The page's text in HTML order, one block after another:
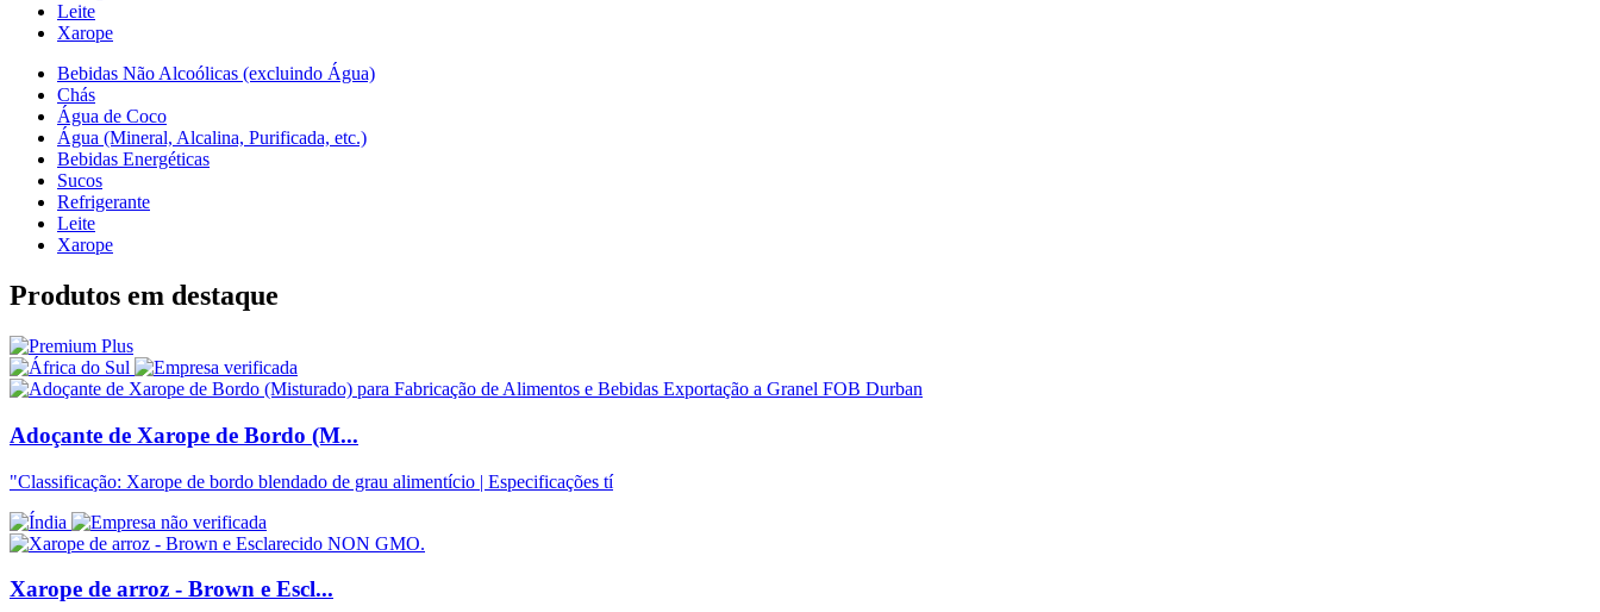
Leite
Xarope
Bebidas Não Alcoólicas (excluindo Água)
Chás
Água de Coco
Água (Mineral, Alcalina, Purificada, etc.)
Bebidas Energéticas
Sucos
Refrigerante
Leite
Xarope
Produtos em destaque
Adoçante de Xarope de Bordo (M...
"Classificação: Xarope de bordo blendado de grau alimentício | Especificações tí
Xarope de arroz - Brown e Escl...